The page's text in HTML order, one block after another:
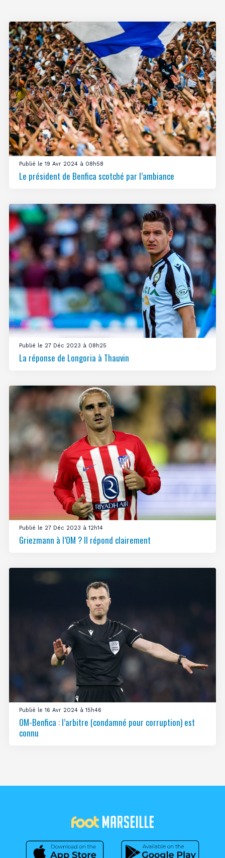
Publié le 19 Avr 2024 à 08h58
Le président de Benfica scotché par l’ambiance
Publié le 27 Déc 2023 à 08h25
La réponse de Longoria à Thauvin
Publié le 27 Déc 2023 à 12h14
Griezmann à l’OM ? Il répond clairement
Publié le 16 Avr 2024 à 15h46
OM-Benfica : l’arbitre (condamné pour corruption) est
connu